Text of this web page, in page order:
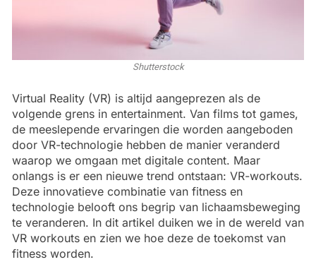
Shutterstock
Virtual Reality (VR) is altijd aangeprezen als de
volgende grens in entertainment. Van films tot games,
de meeslepende ervaringen die worden aangeboden
door VR-technologie hebben de manier veranderd
waarop we omgaan met digitale content. Maar
onlangs is er een nieuwe trend ontstaan: VR-workouts.
Deze innovatieve combinatie van fitness en
technologie belooft ons begrip van lichaamsbeweging
te veranderen. In dit artikel duiken we in de wereld van
VR workouts en zien we hoe deze de toekomst van
fitness worden.